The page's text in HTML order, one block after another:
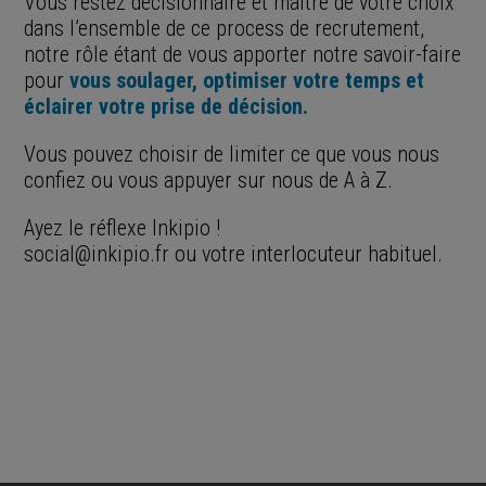
dans l’ensemble de ce process de recrutement,
notre rôle étant de vous apporter notre savoir-faire
pourvous soulager, optimiser votre temps et
éclairer votre prise de décision.
Vous pouvez choisir de limiter ce que vous nous
confiez ou vous appuyer sur nous de A à Z.
Ayez le réflexe Inkipio !
social@inkipio.fr ou votre interlocuteur habituel.